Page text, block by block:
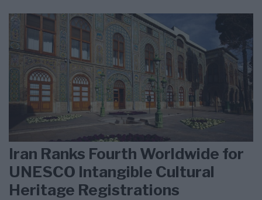
Iran Ranks Fourth Worldwide for
UNESCO Intangible Cultural
Heritage Registrations